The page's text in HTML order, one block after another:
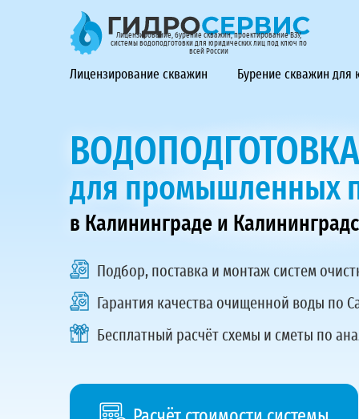
Лицензирование, бурение скважин, проектирование ВЗУ,
системы водоподготовки для юридических лиц под ключ по
всей России
ГидроСервис - лицензирование, бурение скважин,
Лицензирование скважин Бурение скважин для
ВОДОПОДГОТОВКА
для промышленных
в Калининграде и
Подбор, поставка и монтаж систем
Гарантия качества очищенной воды по
Бесплатный расчёт схемы и сметы по